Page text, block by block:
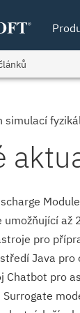
simulací
umožňující
pro
Java pro
Chatbot pro